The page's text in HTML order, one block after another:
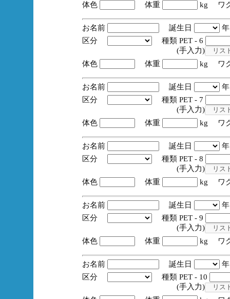
体色
体重 kg ワ
お名前 誕生日
区分
種類 PET - 6
(手入力)
体色
体重 kg ワ
お名前 誕生日
区分
種類 PET - 7
(手入力)
体色
体重 kg ワ
お名前 誕生日
区分
種類 PET - 8
(手入力)
体色
体重 kg ワ
お名前 誕生日
区分
種類 PET - 9
(手入力)
体色
体重 kg ワ
お名前 誕生日
区分
種類 PET - 10
(手入力)